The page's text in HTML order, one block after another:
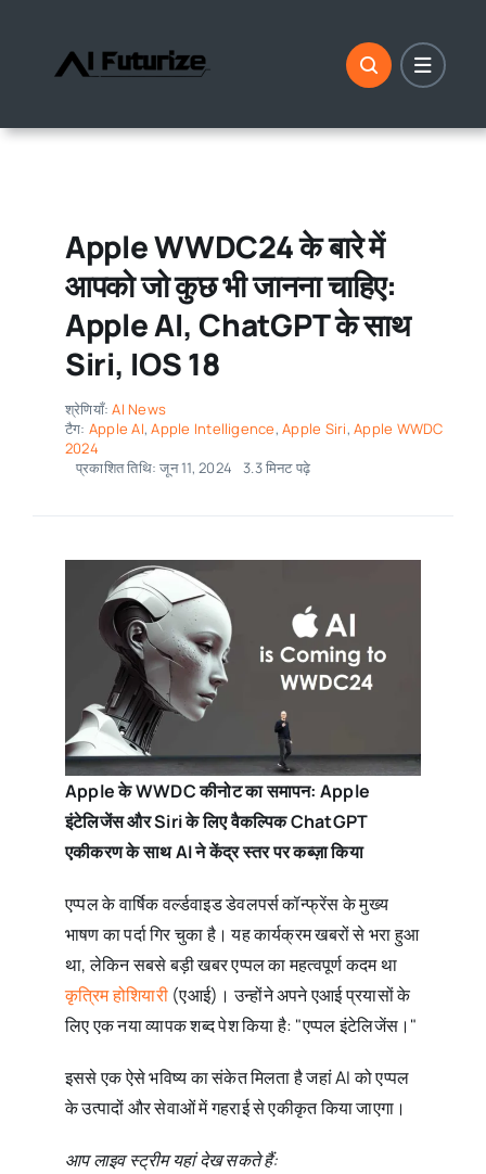
बढ़ने
Apple WWDC24 के बारे में
आपको जो कुछ भी जानना चाहिए:
Apple AI, ChatGPT के साथ
Siri, IOS 18
श्रेणियाँ:AI News
टैग: Apple AI,Apple Intelligence,Apple Siri,Apple WWDC
2024
प्रकाशित तिथि: जून 11, 2024
3.3 मिनट पढ़े
Apple के WWDC कीनोट का समापन: Apple
इंटेलिजेंस और Siri के लिए वैकल्पिक ChatGPT
एकीकरण के साथ AI ने केंद्र स्तर पर कब्ज़ा किया
एप्पल के वार्षिक वर्ल्डवाइड डेवलपर्स कॉन्फ्रेंस के मुख्य
भाषण का पर्दा गिर चुका है। यह कार्यक्रम खबरों से भरा हुआ
था, लेकिन सबसे बड़ी खबर एप्पल का महत्वपूर्ण कदम था
कृत्रिम होशियारी(एआई)। उन्होंने अपने एआई प्रयासों के
लिए एक नया व्यापक शब्द पेश किया है: "एप्पल इंटेलिजेंस।"
इससे एक ऐसे भविष्य का संकेत मिलता है जहां AI को एप्पल
के उत्पादों और सेवाओं में गहराई से एकीकृत किया जाएगा।
आप लाइव स्ट्रीम यहां देख सकते हैं: